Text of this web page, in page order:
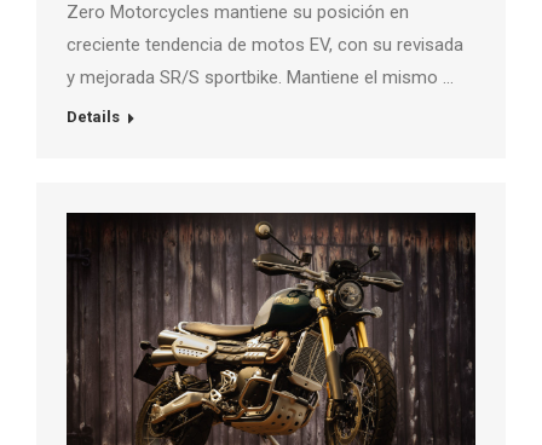
Zero Motorcycles mantiene su posición en
creciente tendencia de motos EV, con su revisada
y mejorada SR/S sportbike. Mantiene el mismo …
Details